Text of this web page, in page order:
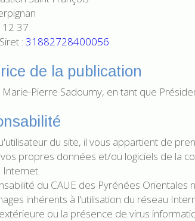
37
: 31882728400056
de la publication
Pierre Sadourny, en tant que
du site, il vous appartient de
propres données et/ou logiciels de la
Internet.
du CAUE des Pyrénées
inhérents à l'utilisation du réseau
ou la présence de virus